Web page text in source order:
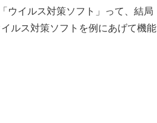
ウイルス対策ソフト」って、結局
ルス対策ソフトを例にあげて機能